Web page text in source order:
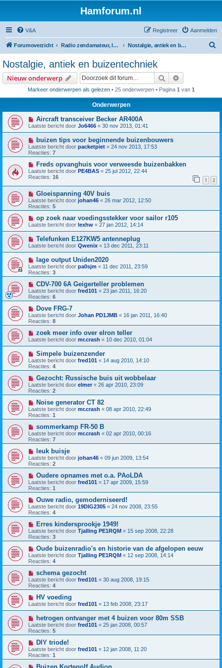
Hamforum.nl
V&A Aanmelden
Registreer
Forumoverzicht Radio zendamateur, luisteramateur en elektronica zelfbouw Nostalgie, antiek en buizentechniek
Nostalgie, antiek en buizentechniek
Nieuw onderwerp Zoek
Markeer onderwerpen als gelezen• 25 onderwerpen • Pagina 1 van 1
Onderwerpen
Aircraft transceiver Becker AR400A
Laatste bericht door Jo6466 « 30 nov 2013, 01:41
buizen tips voor beginnende buizenbouwers
Laatste bericht door packetpiet « 24 nov 2013, 17:53
Reacties: 7
Freds opvanghuis voor verweesde buizenbakken
Laatste bericht door PE4BAS « 25 jul 2012, 22:44
Reacties: 16 1 2
Gloeispanning 40V buis
Laatste bericht door johan46 « 26 mar 2012, 12:50
Reacties: 5
op zoek naar voedingsstekker voor sailor r105
Laatste bericht door lexhw « 27 jan 2012, 14:14
Telefunken E127KW5 antenneplug
Laatste bericht door Qwenix « 13 dec 2011, 23:11
lage output Uniden2020
Laatste bericht door pa0sjm « 11 dec 2011, 23:59
Reacties: 3
CDV-700 6A Geigerteller problemen
Laatste bericht door fred101 « 23 jan 2011, 16:20
Reacties: 6
Dove FRG-7
Laatste bericht door Johan PD1JMB « 16 jan 2011, 16:40
Reacties: 8
zoek meer info over elron teller
Laatste bericht door mr.crash « 10 dec 2010, 01:04
Simpele buizenzender
Laatste bericht door fred101 « 14 aug 2010, 14:10
Reacties: 4
Gezocht: Russische buis uit wobbelaar
Laatste bericht door elmer « 26 apr 2010, 23:09
Reacties: 2
Noise generator CT 82
Laatste bericht door mr.crash « 08 apr 2010, 22:49
Reacties: 1
sommerkamp FR-50 B
Laatste bericht door mr.crash « 02 apr 2010, 00:16
Reacties: 7
leuk buisje
Laatste bericht door johan46 « 09 jun 2009, 13:54
Reacties: 2
Oudere opnames met o.a. PAoLDA
Laatste bericht door fred101 « 17 apr 2009, 15:59
Reacties: 1
Ouwe radio, gemoderniseerd!
Laatste bericht door 19DIG2305 « 24 nov 2008, 23:55
Reacties: 4
Erres kindersprookje 1949!
Laatste bericht door Tjalling PE1RQM « 15 sep 2008, 22:28
Reacties: 3
Oude buizenradio's en historie van de afgelopen eeuw
Laatste bericht door Tjalling PE1RQM « 12 sep 2008, 14:14
Reacties: 4
schema gezocht
Laatste bericht door fred101 « 30 aug 2008, 19:15
Reacties: 4
HV voeding
Laatste bericht door fred101 « 13 feb 2008, 23:17
hetrogen ontvanger met 4 buizen voor 80m SSB
Laatste bericht door fred101 « 25 jan 2008, 00:57
Reacties: 5
DIY triode!
Laatste bericht door fred101 « 12 jan 2008, 11:20
Reacties: 1